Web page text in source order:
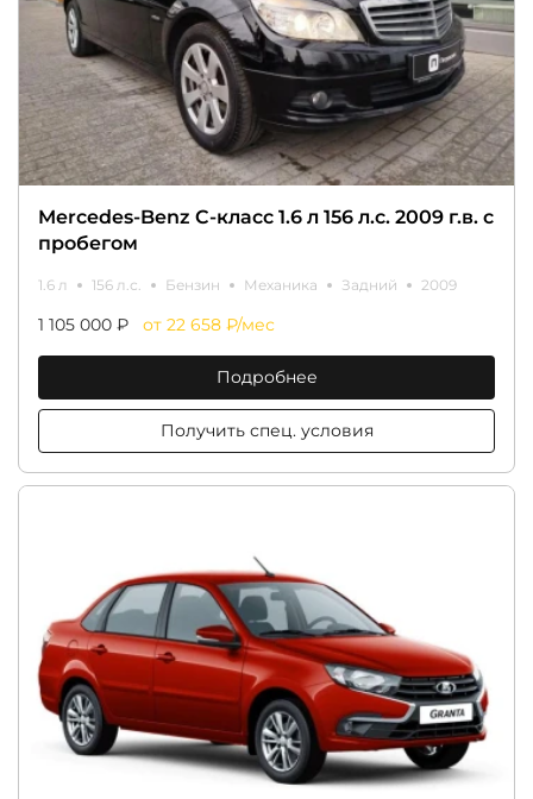
Mercedes-Benz C-класс 1.6 л 156 л.с. 2009 г.в. с
пробегом
1.6 л 156 л.с. Бензин Механика Задний 2009
1 105 000 ₽ от 22 658 ₽/мес
Подробнее
Получить спец. условия